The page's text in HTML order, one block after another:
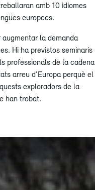
amb 10 idiomes
europees.
la demanda
Hi ha previstos seminaris
professionals de la cadena
arreu d'Europa perquè el
exploradors de la
han trobat.